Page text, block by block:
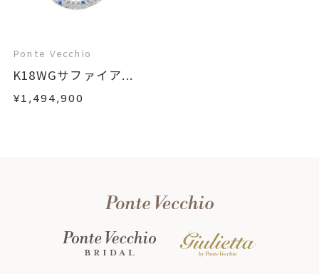
Ponte Vecchio
K18WGサファイア...
¥1,494,900